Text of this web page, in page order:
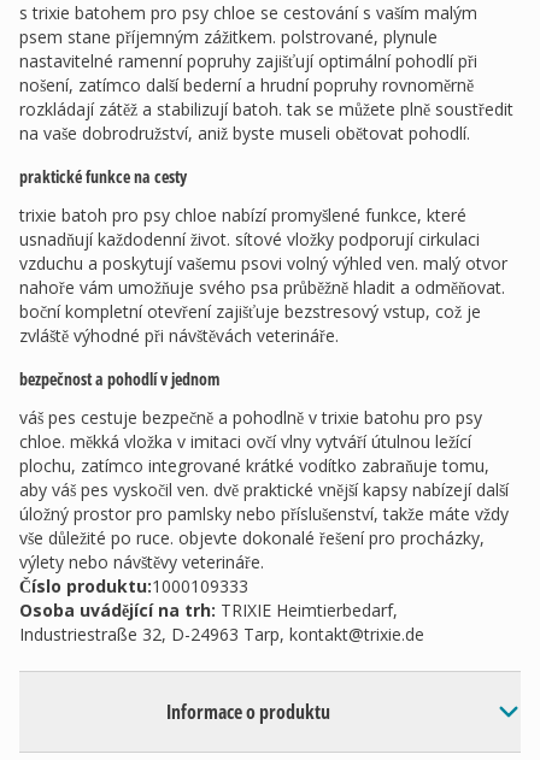
s trixie batohem pro psy chloe se cestování s vaším malým
psem stane příjemným zážitkem. polstrované, plynule
nastavitelné ramenní popruhy zajišťují optimální pohodlí při
nošení, zatímco další bederní a hrudní popruhy rovnoměrně
rozkládají zátěž a stabilizují batoh. tak se můžete plně soustředit
na vaše dobrodružství, aniž byste museli obětovat pohodlí.
praktické funkce na cesty
trixie batoh pro psy chloe nabízí promyšlené funkce, které
usnadňují každodenní život. sítové vložky podporují cirkulaci
vzduchu a poskytují vašemu psovi volný výhled ven. malý otvor
nahoře vám umožňuje svého psa průběžně hladit a odměňovat.
boční kompletní otevření zajišťuje bezstresový vstup, což je
zvláště výhodné při návštěvách veterináře.
bezpečnost a pohodlí v jednom
váš pes cestuje bezpečně a pohodlně v trixie batohu pro psy
chloe. měkká vložka v imitaci ovčí vlny vytváří útulnou ležící
plochu, zatímco integrované krátké vodítko zabraňuje tomu,
aby váš pes vyskočil ven. dvě praktické vnější kapsy nabízejí další
úložný prostor pro pamlsky nebo příslušenství, takže máte vždy
vše důležité po ruce. objevte dokonalé řešení pro procházky,
výlety nebo návštěvy veterináře.
Číslo produktu:1000109333
Osoba uvádějící na trh: TRIXIE Heimtierbedarf,
Industriestraße 32, D-24963 Tarp, kontakt@trixie.de
Informace o produktu